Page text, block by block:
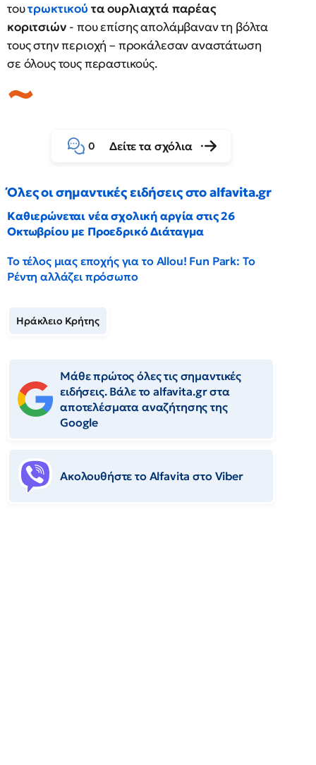
τουτρωκτικού τα ουρλιαχτά παρέας
κοριτσιών - που επίσης απολάμβαναν τη βόλτα
τους στην περιοχή – προκάλεσαν αναστάτωση
σε όλους τους περαστικούς.
0 Δείτε τα σχόλια
Όλες οι σημαντικές ειδήσεις στο alfavita.gr
Καθιερώνεται νέα σχολική αργία στις 26
Οκτωβρίου με Προεδρικό Διάταγμα
Το τέλος μιας εποχής για το Allou! Fun Park: Το
Ρέντη αλλάζει πρόσωπο
Ηράκλειο Κρήτης
Μάθε πρώτος όλες τις σημαντικές
ειδήσεις. Βάλε το alfavita.gr στα
αποτελέσματα αναζήτησης της
Google
Ακολουθήστε το Αlfavita στο Viber